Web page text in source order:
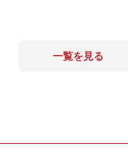
一覧を見る